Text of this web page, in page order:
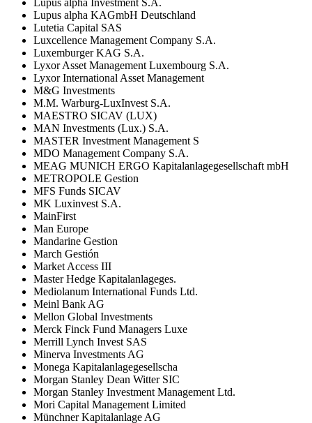
Lupus alpha KAGmbH Deutschland
Lutetia Capital SAS
Luxcellence Management Company S.A.
Luxemburger KAG S.A.
Lyxor Asset Management Luxembourg S.A.
Lyxor International Asset Management
M&G Investments
M.M. Warburg-LuxInvest S.A.
MAESTRO SICAV (LUX)
MAN Investments (Lux.) S.A.
MASTER Investment Management S
MDO Management Company S.A.
MEAG MUNICH ERGO Kapitalanlagegesellschaft mbH
METROPOLE Gestion
MFS Funds SICAV
MK Luxinvest S.A.
MainFirst
Man Europe
Mandarine Gestion
March Gestión
Market Access III
Master Hedge Kapitalanlageges.
Mediolanum International Funds Ltd.
Meinl Bank AG
Mellon Global Investments
Merck Finck Fund Managers Luxe
Merrill Lynch Invest SAS
Minerva Investments AG
Monega Kapitalanlagegesellscha
Morgan Stanley Dean Witter SIC
Morgan Stanley Investment Management Ltd.
Mori Capital Management Limited
Münchner Kapitalanlage AG